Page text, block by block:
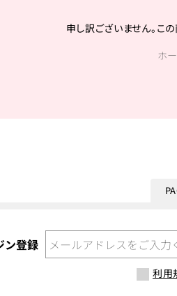
申し訳ございません。こ
ホ
ン登録
利用